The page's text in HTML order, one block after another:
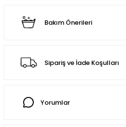
Bakım Önerileri
Sipariş ve İade Koşulları
Yorumlar